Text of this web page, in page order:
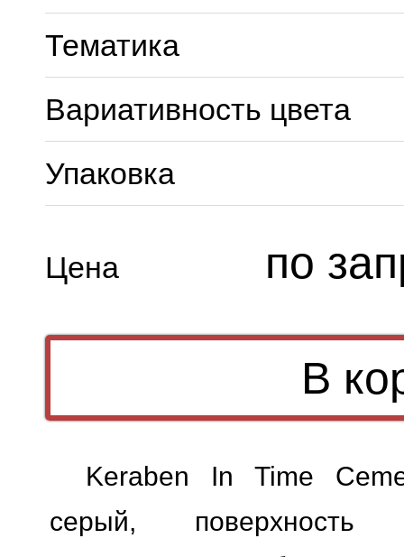
Тематика
Вариативность цвета
Упаковка
Цена по
Keraben In Time
серый, поверхность